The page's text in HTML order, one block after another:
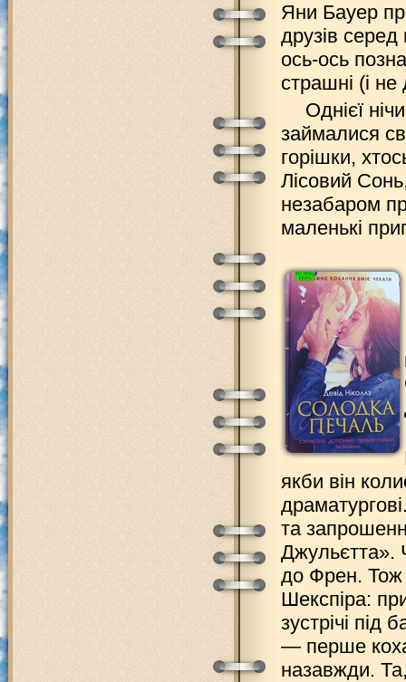
Яни Бауер
друзів серед
ось-ось
страшні (і
Однієї
займалися
горішки,
Лісовий
незабаром
маленькі
якби він
та
Джульєтта».
до Френ. Тож
Шекспіра:
зустрічі під
— перше
назавжди.